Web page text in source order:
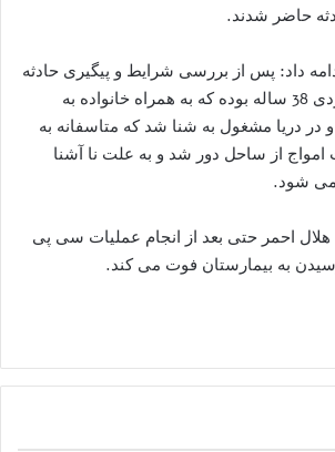
حاضر شدند.
داد: پس از بررسی شرایط و پیگیری حادثه
مشخص شد غریق مردی 38 ساله بوده که به همراه خانواده به
در دریا مشغول به شنا شد که متاسفانه به
از ساحل دور شد و به علت نا آشنا
می شود.
هلال احمر حتی بعد از انجام عملیات سی پی
به بیمارستان فوت می کند.